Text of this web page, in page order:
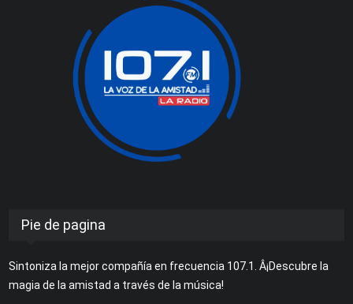
Pie de pagina
Sintoniza la mejor compañía en frecuencia 107.1. Â¡Descubre la
magia de la amistad a través de la música!